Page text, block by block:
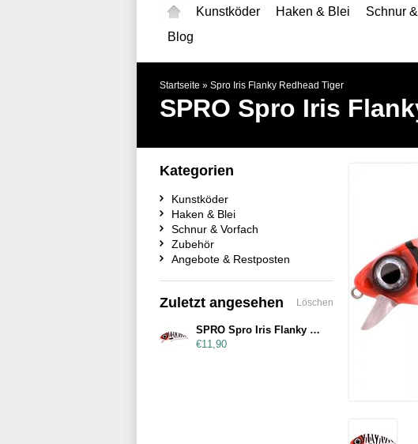
Kunstköder Haken & Blei Schnur
Blog
Startseite » Spro Iris Flanky Redhead Tiger
SPRO Spro Iris
Kategorien
Kunstköder
Haken & Blei
Schnur & Vorfach
Zubehör
Angebote & Restposten
Zuletzt angesehen Löschen
SPRO Spro Iris Flanky Redhead Tiger
€11,90